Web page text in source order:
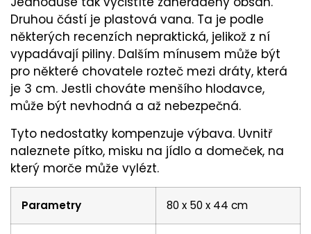
Druhou částí je plastová vana. Ta je podle
některých recenzích nepraktická, jelikož z ní
vypadávají piliny. Dalším mínusem může být
pro některé chovatele rozteč mezi dráty, která
je 3 cm. Jestli chováte menšího hlodavce,
může být nevhodná a až nebezpečná.
Tyto nedostatky kompenzuje výbava. Uvnitř
naleznete pítko, misku na jídlo a domeček, na
který morče může vylézt.
Parametry 80 x 50 x 44 cm